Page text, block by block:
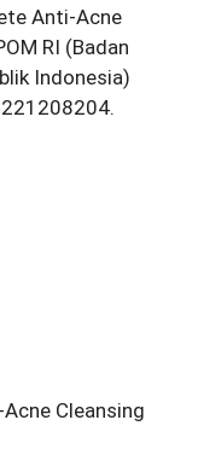
Anti-Acne
RI (Badan
Indonesia)
Cleansing